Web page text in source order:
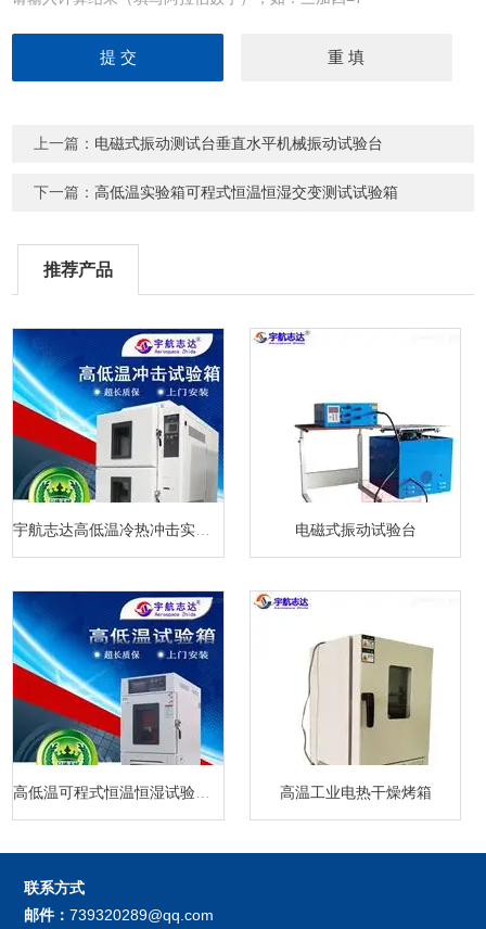
上一篇： 电磁式振动测试台垂直水平机械振动试验台
下一篇：高低温实验箱可程式恒温恒湿交变测试试验箱
推荐产品
电磁式振动试验台
高温工业电热干燥烤箱
联系方式
邮件：739320289@qq.com